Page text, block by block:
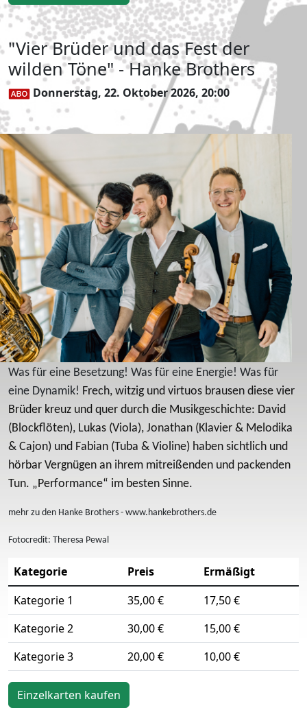
"Vier Brüder und das Fest der
wilden Töne" - Hanke Brothers
Donnerstag, 22. Oktober 2026, 20:00
Was für eine Besetzung! Was für eine Energie! Was für
eine Dynamik! Frech, witzig und virtuos brausen diese vier
Brüder kreuz und quer durch die Musikgeschichte: David
(Blockflöten), Lukas (Viola), Jonathan (Klavier & Melodika
& Cajon) und Fabian (Tuba & Violine) haben sichtlich und
hörbar Vergnügen an ihrem mitreißenden und packenden
Tun. „Performance“ im besten Sinne.
mehr zu den Hanke Brothers - www.hankebrothers.de
Fotocredit: Theresa Pewal
Kategorie Preis
Ermäßigt
Kategorie 1
35,00 €
17,50 €
Kategorie 2
30,00 €
15,00 €
Kategorie 3
20,00 € 10,00 €
Einzelkarten kaufen